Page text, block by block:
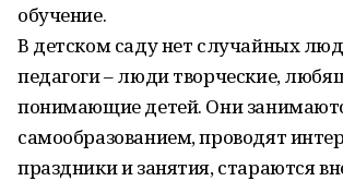
обучение.
В детском саду нет случайных
педагоги – люди творческие,
понимающие детей. Они
самообразованием, проводят
праздники и занятия, стараются